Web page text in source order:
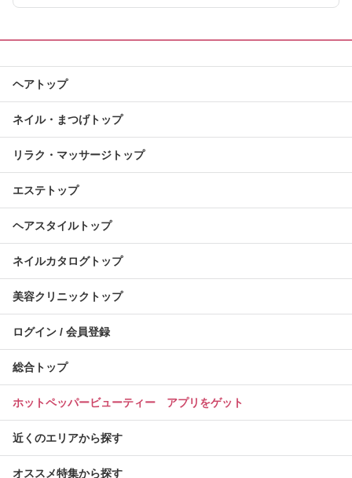
ヘアトップ
ネイル・まつげトップ
リラク・マッサージトップ
エステトップ
ヘアスタイルトップ
ネイルカタログトップ
美容クリニックトップ
ログイン / 会員登録
総合トップ
ホットペッパービューティー アプリをゲット
近くのエリアから探す
オススメ特集から探す